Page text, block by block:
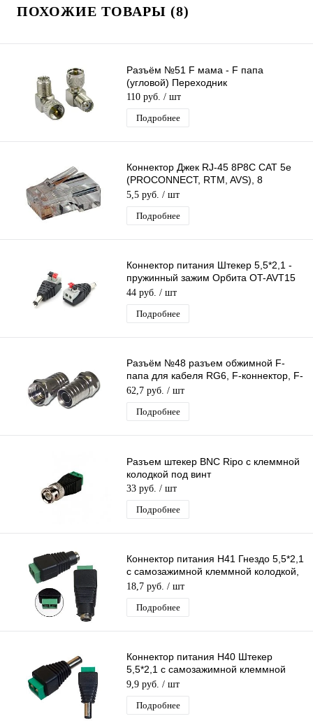
ПОХОЖИЕ ТОВАРЫ (8)
Разъём №51 F мама - F папа
(угловой) Переходник
110 руб. / шт
Подробнее
Коннектор Джек RJ-45 8P8C CAT 5e
(PROCONNECT, RTM, AVS), 8
универсальных ножей 1 ШТ.
5,5 руб. / шт
Подробнее
Коннектор питания Штекер 5,5*2,1 -
пружинный зажим Орбита OT-AVT15
переходник разъем папа DC 2.1х5.5
44 руб. / шт
Подробнее
Разъём №48 разъем обжимной F-
папа для кабеля RG6, F-коннектор, F-
штекер
62,7 руб. / шт
Подробнее
Разъем штекер BNC Ripo с клеммной
колодкой под винт
33 руб. / шт
Подробнее
Коннектор питания H41 Гнездо 5,5*2,1
с самозажимной клеммной колодкой,
разъем, гнездо питания
18,7 руб. / шт
Подробнее
Коннектор питания H40 Штекер
5,5*2,1 с самозажимной клеммной
колодкой, разъем, штекер питания
9,9 руб. / шт
Подробнее